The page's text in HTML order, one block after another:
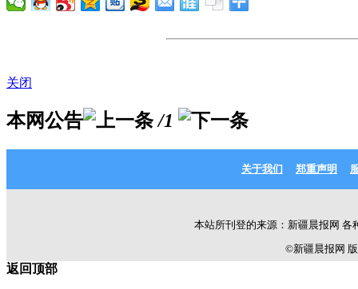
关闭
本网公告 /1
关于我们 郑重声明
本站所刊登的来源：新疆晨报网
©新疆晨报网 版
返回顶部